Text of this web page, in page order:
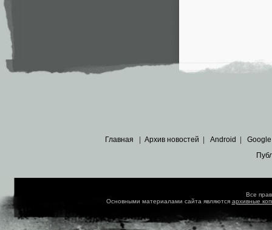
Главная Архив новостей Android Google
Все
Основными материалами сайта являются архивные